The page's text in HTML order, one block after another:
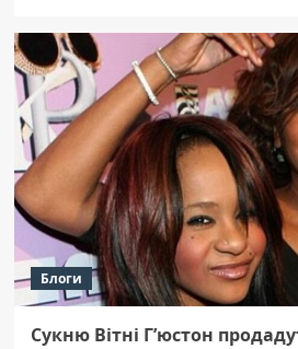
Блоги
Сукню Вітні Г’юстон